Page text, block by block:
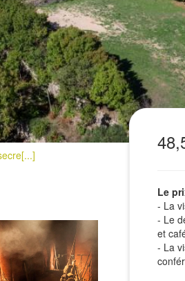
Le
- La
- Le
et
- La